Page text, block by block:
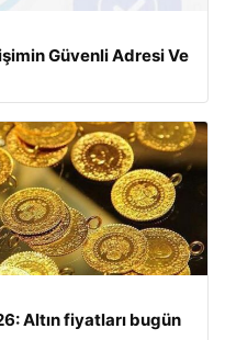
Güvenli Adresi Ve
Altın fiyatları bugün